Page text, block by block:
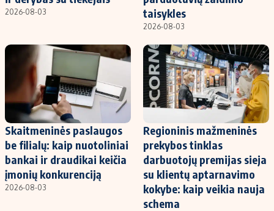
2026-08-03
taisykles
2026-08-03
Skaitmeninės paslaugos
be filialų: kaip nuotoliniai
bankai ir draudikai keičia
įmonių konkurenciją
2026-08-03
Regioninis mažmeninės
prekybos tinklas
darbuotojų premijas sieja
su klientų aptarnavimo
kokybe: kaip veikia nauja
schema